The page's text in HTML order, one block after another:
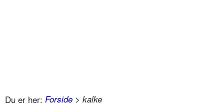
Du er her: Forside > kalke